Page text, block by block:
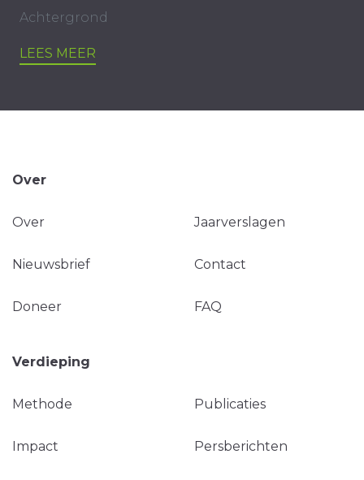
Achtergrond
LEES MEER
Over
Over Jaarverslagen
Nieuwsbrief Contact
Doneer FAQ
Verdieping
Methode Publicaties
Impact Persberichten